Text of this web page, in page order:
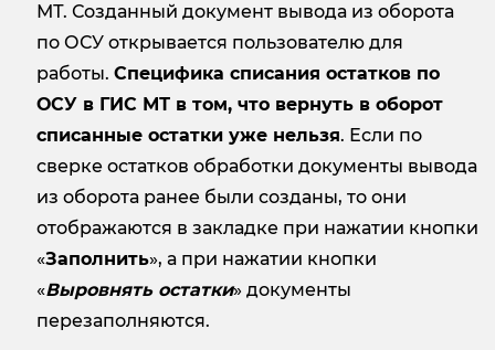
МТ. Созданный документ вывода из оборота
по ОСУ открывается пользователю для
работы. Специфика списания остатков по
ОСУ в ГИС МТ в том, что вернуть в оборот
списанные остатки уже нельзя. Если по
сверке остатков обработки документы вывода
из оборота ранее были созданы, то они
отображаются в закладке при нажатии кнопки
«Заполнить», а при нажатии кнопки
«Выровнять остатки» документы
перезаполняются.